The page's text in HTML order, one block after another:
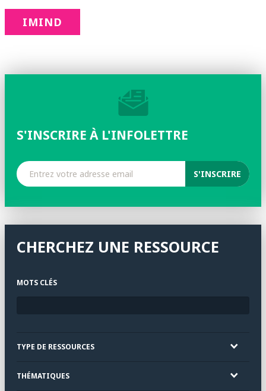
IMIND
S'INSCRIRE À L'INFOLETTRE
CHERCHEZ UNE RESSOURCE
MOTS CLÉS
TYPE DE RESSOURCES
THÉMATIQUES